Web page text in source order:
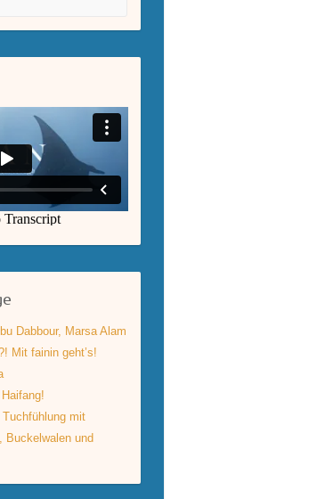
Dabbour, Marsa Alam
Mit fainin geht’s!
mit
Buckelwalen und